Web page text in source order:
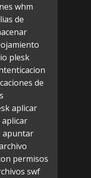
whm
de
plesk
de
aplicar
aplicar
apuntar
permisos
swf